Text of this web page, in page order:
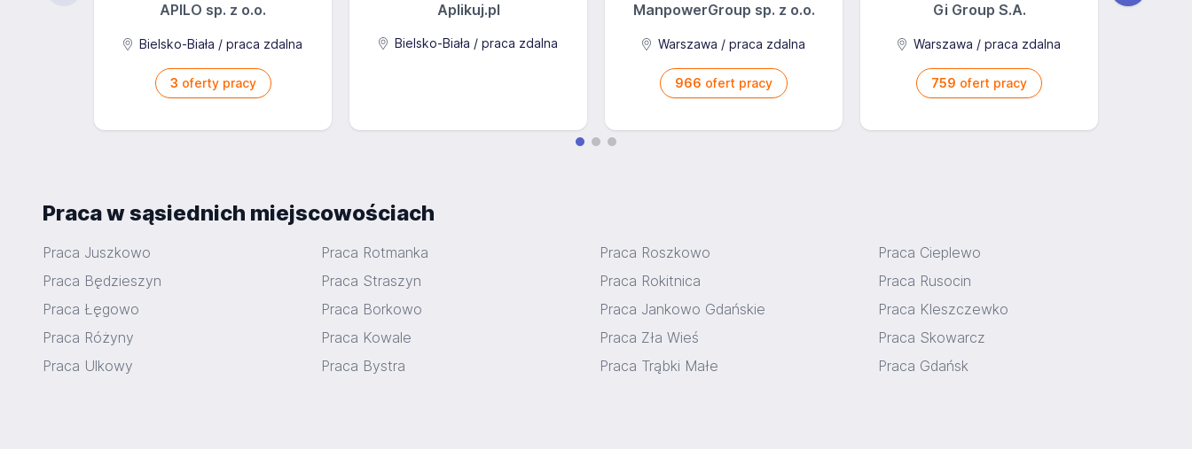
APILO sp. z o.o.
Bielsko-Biała / praca zdalna
3 oferty pracy
Aplikuj.pl
Bielsko-Biała / praca zdalna
ManpowerGroup sp. z o.o.
Warszawa / praca zdalna
966 ofert pracy
Gi Group S.A.
Warszawa / praca zdalna
759 ofert pracy
Praca w sąsiednich miejscowościach
Praca Juszkowo Praca Rotmanka Praca Roszkowo
Praca Cieplewo
Praca Będzieszyn
Praca Straszyn Praca Rokitnica
Praca Rusocin
Praca Łęgowo
Praca Borkowo Praca Jankowo Gdańskie
Praca Kleszczewko
Praca Różyny
Praca Kowale Praca Zła Wieś
Praca Skowarcz
Praca Ulkowy
Praca Bystra Praca Trąbki Małe Praca Gdańsk